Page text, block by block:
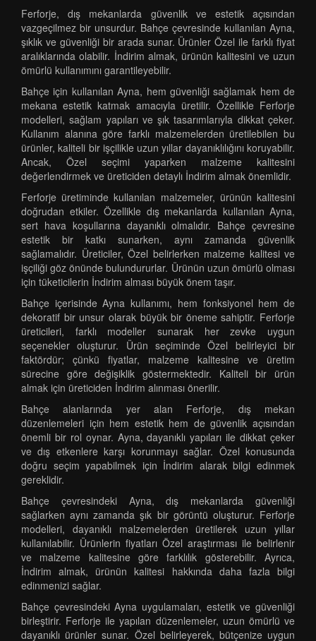
Ferforje, dış mekanlarda güvenlik ve estetik açısından
vazgeçilmez bir unsurdur. Bahçe çevresinde kullanılan Ayna,
şıklık ve güvenliği bir arada sunar. Ürünler Özel ile farklı fiyat
aralıklarında olabilir. İndirim almak, ürünün kalitesini ve uzun
ömürlü kullanımını garantileyebilir.
Bahçe için kullanılan Ayna, hem güvenliği sağlamak hem de
mekana estetik katmak amacıyla üretilir. Özellikle Ferforje
modelleri, sağlam yapıları ve şık tasarımlarıyla dikkat çeker.
Kullanım alanına göre farklı malzemelerden üretilebilen bu
ürünler, kaliteli bir işçilikle uzun yıllar dayanıklılığını koruyabilir.
Ancak, Özel seçimi yaparken malzeme kalitesini
değerlendirmek ve üreticiden detaylı İndirim almak önemlidir.
Ferforje üretiminde kullanılan malzemeler, ürünün kalitesini
doğrudan etkiler. Özellikle dış mekanlarda kullanılan Ayna,
sert hava koşullarına dayanıklı olmalıdır. Bahçe çevresine
estetik bir katkı sunarken, aynı zamanda güvenlik
sağlamalıdır. Üreticiler, Özel belirlerken malzeme kalitesi ve
işçiliği göz önünde bulundururlar. Ürünün uzun ömürlü olması
için tüketicilerin İndirim alması büyük önem taşır.
Bahçe içerisinde Ayna kullanımı, hem fonksiyonel hem de
dekoratif bir unsur olarak büyük bir öneme sahiptir. Ferforje
üreticileri, farklı modeller sunarak her zevke uygun
seçenekler oluşturur. Ürün seçiminde Özel belirleyici bir
faktördür; çünkü fiyatlar, malzeme kalitesine ve üretim
sürecine göre değişiklik göstermektedir. Kaliteli bir ürün
almak için üreticiden İndirim alınması önerilir.
Bahçe alanlarında yer alan Ferforje, dış mekan
düzenlemeleri için hem estetik hem de güvenlik açısından
önemli bir rol oynar. Ayna, dayanıklı yapıları ile dikkat çeker
ve dış etkenlere karşı korunmayı sağlar. Özel konusunda
doğru seçim yapabilmek için İndirim alarak bilgi edinmek
gereklidir.
Bahçe çevresindeki Ayna, dış mekanlarda güvenliği
sağlarken aynı zamanda şık bir görüntü oluşturur. Ferforje
modelleri, dayanıklı malzemelerden üretilerek uzun yıllar
kullanılabilir. Ürünlerin fiyatları Özel araştırması ile belirlenir
ve malzeme kalitesine göre farklılık gösterebilir. Ayrıca,
İndirim almak, ürünün kalitesi hakkında daha fazla bilgi
edinmenizi sağlar.
Bahçe çevresindeki Ayna uygulamaları, estetik ve güvenliği
birleştirir. Ferforje ile yapılan düzenlemeler, uzun ömürlü ve
dayanıklı ürünler sunar. Özel belirleyerek, bütçenize uygun